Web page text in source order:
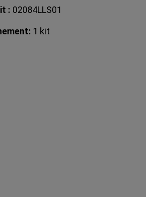
: 02084LLS01
1 kit